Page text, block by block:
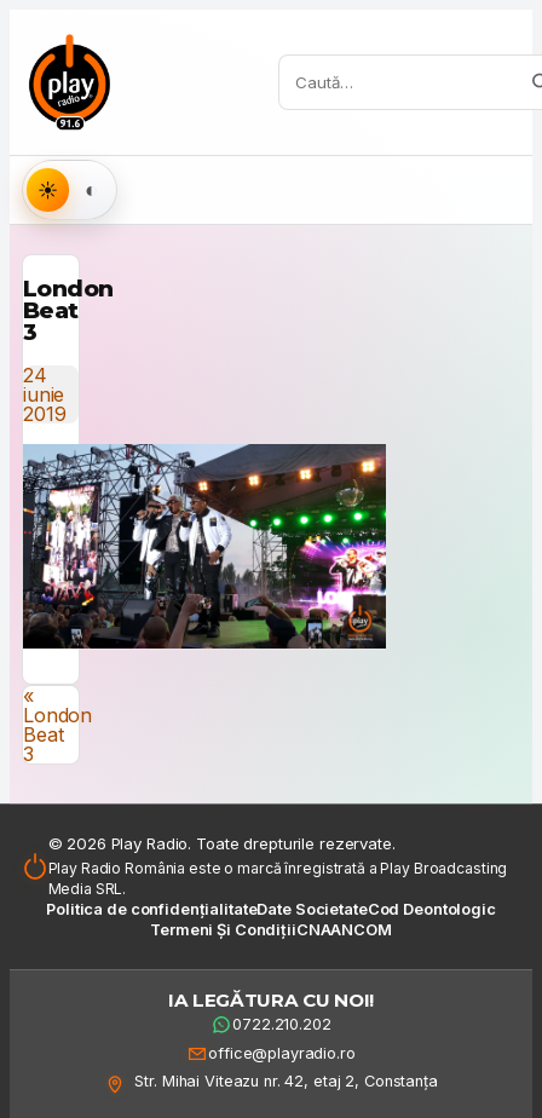
Caută:
Aspect
London
Beat
3
24
iunie
2019
Navigare în articole
«
London
Beat
3
© 2026 Play Radio. Toate drepturile rezervate.
Play Radio România este o marcă înregistrată a Play Broadcasting
Media SRL.
Politica de confidențialitateDate SocietateCod Deontologic
Termeni Și CondițiiCNAANCOM
IA LEGĂTURA CU NOI!
0722.210.202
office@playradio.ro
Str. Mihai Viteazu nr. 42, etaj 2, Constanța